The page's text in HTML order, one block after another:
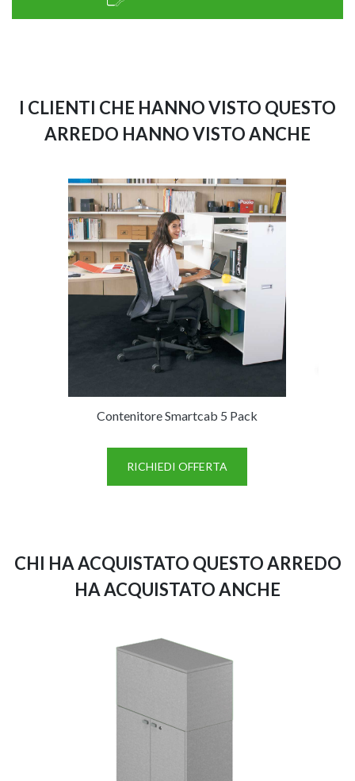
I CLIENTI CHE HANNO VISTO QUESTO
ARREDO HANNO VISTO ANCHE
Contenitore Smartcab 5 Pack
RICHIEDI OFFERTA
CHI HA ACQUISTATO QUESTO ARREDO
HA ACQUISTATO ANCHE